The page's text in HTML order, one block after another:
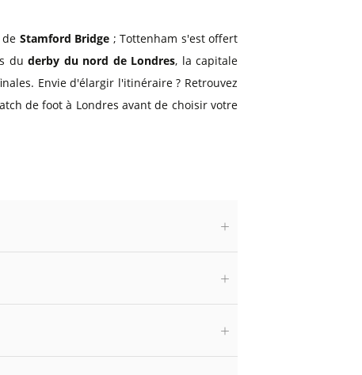
Stamford Bridge ; Tottenham s'est offert
du derby du nord de Londres, la capitale
Envie d'élargir l'itinéraire ? Retrouvez
de foot à Londres avant de choisir votre